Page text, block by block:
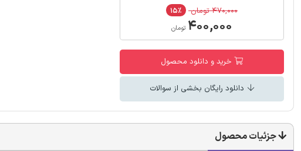
۴۷۰,۰۰۰ تومان ۱۵٪
۴۰۰,۰۰۰ تومان
خرید و دانلود محصول
دانلود رایگان بخشی از سوالات
جزئیات محصول